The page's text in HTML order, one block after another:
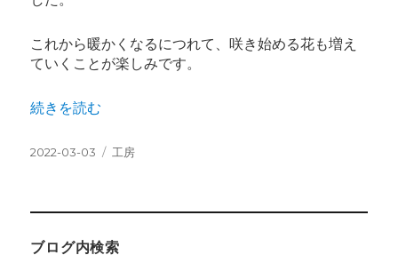
これから暖かくなるにつれて、咲き始める花も増え
ていくことが楽しみです。
“春を寿ぐ” の
続きを読む
投
2022-03-03
カ
工房
ブログ内検索